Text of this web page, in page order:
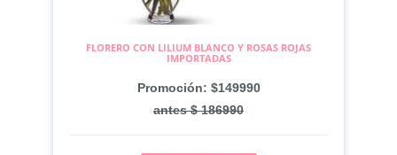
FLORERO CON LILIUM BLANCO Y ROSAS ROJAS
IMPORTADAS
Promoción: $149990
antes $ 186990